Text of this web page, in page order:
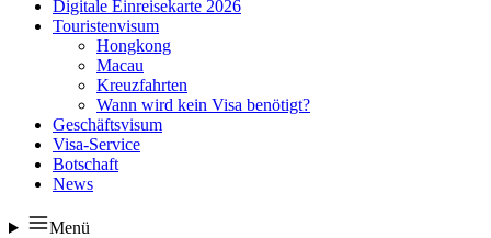
Digitale Einreisekarte 2026
Touristenvisum
Hongkong
Macau
Kreuzfahrten
Wann wird kein Visa benötigt?
Geschäftsvisum
Visa-Service
Botschaft
News
Menü